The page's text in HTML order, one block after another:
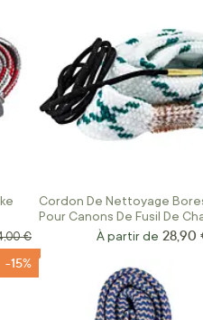
normal
€
Cordon De Nettoyage
Pour Canons De Fusil De
À partir de 28,90
-15%